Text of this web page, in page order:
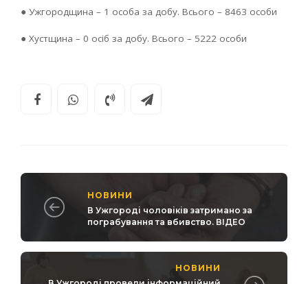
● Ужгородщина – 1 особа за добу. Всього – 8463 особи
● Хустщина – 0 осіб за добу. Всього – 5222 особи
НОВИНИ
В Ужгороді чоловіків затримано за
пограбування та вбивство. ВІДЕО
НОВИНИ